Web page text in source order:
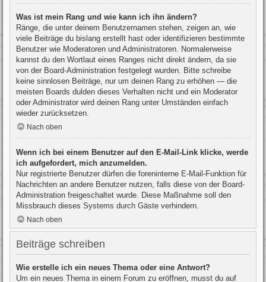
Was ist mein Rang und wie kann ich ihn ändern?
Ränge, die unter deinem Benutzernamen stehen, zeigen an, wie
viele Beiträge du bislang erstellt hast oder identifizieren bestimmte
Benutzer wie Moderatoren und Administratoren. Normalerweise
kannst du den Wortlaut eines Ranges nicht direkt ändern, da sie
von der Board-Administration festgelegt wurden. Bitte schreibe
keine sinnlosen Beiträge, nur um deinen Rang zu erhöhen — die
meisten Boards dulden dieses Verhalten nicht und ein Moderator
oder Administrator wird deinen Rang unter Umständen einfach
wieder zurücksetzen.
Nach oben
Wenn ich bei einem Benutzer auf den E-Mail-Link klicke, werde
ich aufgefordert, mich anzumelden.
Nur registrierte Benutzer dürfen die foreninterne E-Mail-Funktion für
Nachrichten an andere Benutzer nutzen, falls diese von der Board-
Administration freigeschaltet wurde. Diese Maßnahme soll den
Missbrauch dieses Systems durch Gäste verhindern.
Nach oben
Beiträge schreiben
Wie erstelle ich ein neues Thema oder eine Antwort?
Um ein neues Thema in einem Forum zu eröffnen, musst du auf